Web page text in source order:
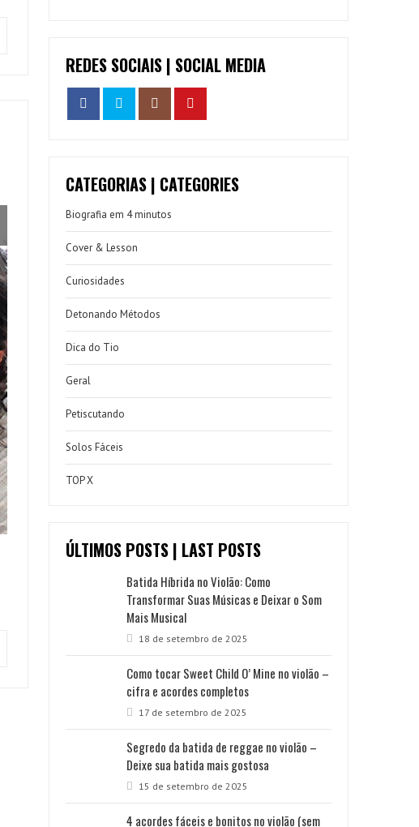
REDES SOCIAIS | SOCIAL MEDIA
CATEGORIAS | CATEGORIES
Biografia em 4 minutos
Cover & Lesson
Curiosidades
Detonando Métodos
Dica do Tio
Geral
Petiscutando
Solos Fáceis
TOP X
ÚLTIMOS POSTS | LAST POSTS
Batida Híbrida no Violão: Como
Transformar Suas Músicas e Deixar o Som
Mais Musical
18 de setembro de 2025
Como tocar Sweet Child O’ Mine no violão –
cifra e acordes completos
17 de setembro de 2025
Segredo da batida de reggae no violão –
Deixe sua batida mais gostosa
15 de setembro de 2025
4 acordes fáceis e bonitos no violão (sem